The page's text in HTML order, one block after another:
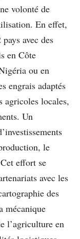
volonté de
En effet,
avec des
en Côte
ou en
engrais adaptés
agricoles locales,
Un
le
effort se
avec les
des
mécanique
l’agriculture en